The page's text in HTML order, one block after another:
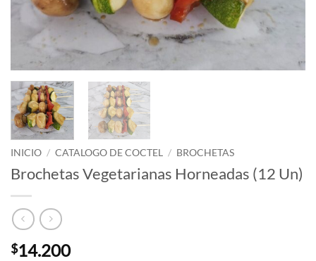
INICIO / CATALOGO DE COCTEL / BROCHETAS
Brochetas Vegetarianas Horneadas (12 Un)
$14.200